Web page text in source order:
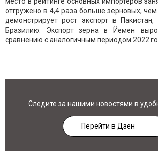
отгружено в 4,4 раза больше зерновых,
демонстрирует рост экспорт в
Бразилию. Экспорт зерна в Йемен
сравнению с аналогичным периодом 2022
Следите за нашими новостями в
Перейти в Дзен